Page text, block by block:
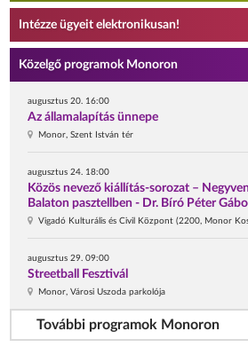
Intézze ügyeit elektronikusan!
Közelgő programok Monoron
augusztus 20. 16:00
Az államalapítás ünnepe
Monor, Szent István tér
augusztus 24. 18:00
Közös nevező kiállítás-sorozat –
Balaton pasztellben - Dr. Bíró Péter
Vigadó Kulturális és Civil Központ (2200, Monor
augusztus 29. 09:00
Streetball Fesztivál
Monor, Városi Uszoda parkolója
További programok Monoron